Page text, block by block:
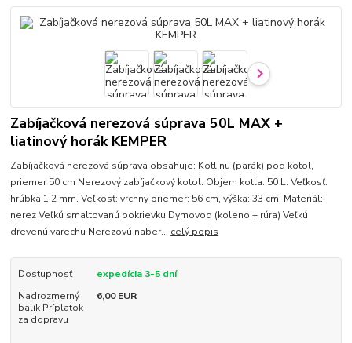
Zabíjačková nerezová súprava 50L MAX +
liatinový horák KEMPER
Zabíjačková nerezová súprava obsahuje: Kotlinu (parák) pod kotol,
priemer 50 cm Nerezový zabíjačkový kotol. Objem kotla: 50 L. Veľkosť:
hrúbka 1,2 mm. Veľkosť: vrchny priemer: 56 cm, výška: 33 cm. Materiál:
nerez Veľkú smaltovanú pokrievku Dymovod (koleno + rúra) Veľkú
drevenú varechu Nerezovú naber... celý popis
Dostupnosť
expedícia 3-5 dní
Nadrozmerný
balík Príplatok
za dopravu
6,00 EUR